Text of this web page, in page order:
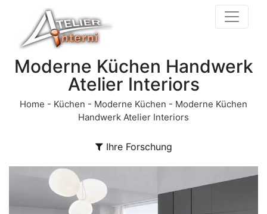
Moderne Küchen Handwerk
Atelier Interiors
Home - Küchen - Moderne Küchen - Moderne Küchen
Handwerk Atelier Interiors
Ihre Forschung